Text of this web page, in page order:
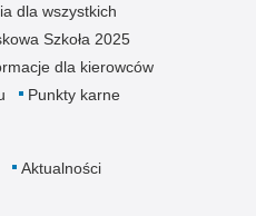
dla wszystkich
Szkoła 2025
dla kierowców
Punkty karne
Aktualności